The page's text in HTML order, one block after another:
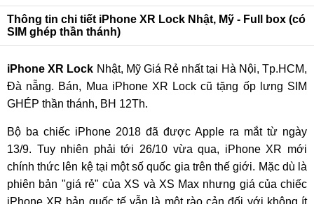
Thông tin chi tiết iPhone XR Lock Nhật, Mỹ - Full box (có
SIM ghép thần thánh)
iPhone XR Lock Nhật, Mỹ Giá Rẻ nhất tại Hà Nội, Tp.HCM,
Đà nẵng. Bán, Mua iPhone XR Lock cũ tặng ốp lưng SIM
GHÉP thần thánh, BH 12Th.
Bộ ba chiếc iPhone 2018 đã được Apple ra mắt từ ngày
13/9. Tuy nhiên phải tới 26/10 vừa qua, iPhone XR mới
chính thức lên kệ tại một số quốc gia trên thế giới. Mặc dù là
phiên bản "giá rẻ" của XS và XS Max nhưng giá của chiếc
iPhone XR bản quốc tế vẫn là một rào cản đối với không ít